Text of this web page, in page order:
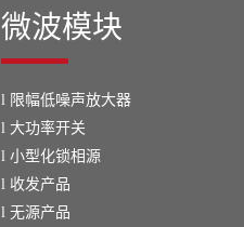
微波模块
l 限幅低噪声放大器
l 大功率开关
l 小型化锁相源
l 收发产品
l 无源产品